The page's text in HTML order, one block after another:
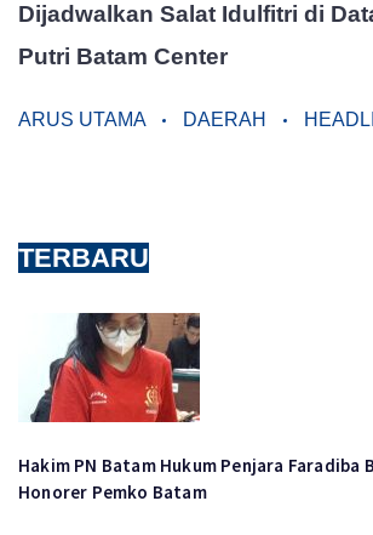
Dijadwalkan Salat Idulfitri di
Putri Batam Center
ARUS UTAMA DAERAH
TERBARU
Hakim PN Batam Hukum Penjara Faradiba
Honorer Pemko Batam